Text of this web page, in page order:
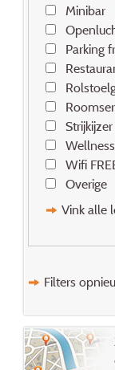
Minibar
Parking
Strijkijzer
Wellness
Wifi
Overige
Vink alle
Filters